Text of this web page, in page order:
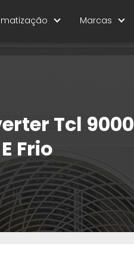
Marcas
Tcl 9000
Frio